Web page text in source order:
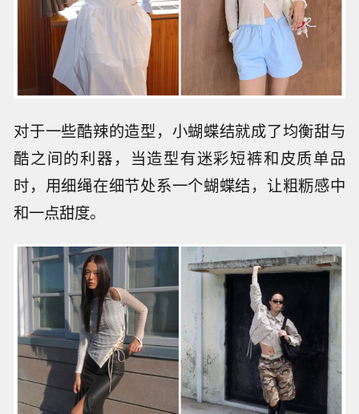
对于一些酷辣的造型，小蝴蝶结就成了均衡甜与
酷之间的利器，当造型有迷彩短裤和皮质单品
时，用细绳在细节处系一个蝴蝶结，让粗粝感中
和一点甜度。